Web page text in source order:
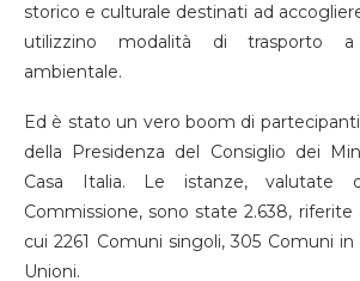
storico e culturale destinati ad
utilizzino modalità di trasporto
ambientale.
Ed è stato un vero boom di
della Presidenza del Consiglio dei
Casa Italia. Le istanze, valutate
Commissione, sono state 2.638, riferite
cui 2261 Comuni singoli, 305 Comuni
Unioni.